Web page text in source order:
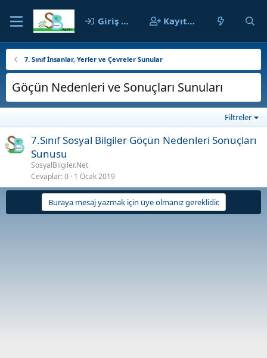
Giriş yap Kayıt ol
7. Sınıf İnsanlar, Yerler ve Çevreler Sunular
Göçün Nedenleri ve Sonuçları Sunuları
Filtreler
7.Sınıf Sosyal Bilgiler Göçün Nedenleri Sonuçları
Sunusu
SosyalBilgiler.Net
Cevaplar 0 1 Ocak 2019
Buraya mesaj yazmak için üye olmanız gereklidir.